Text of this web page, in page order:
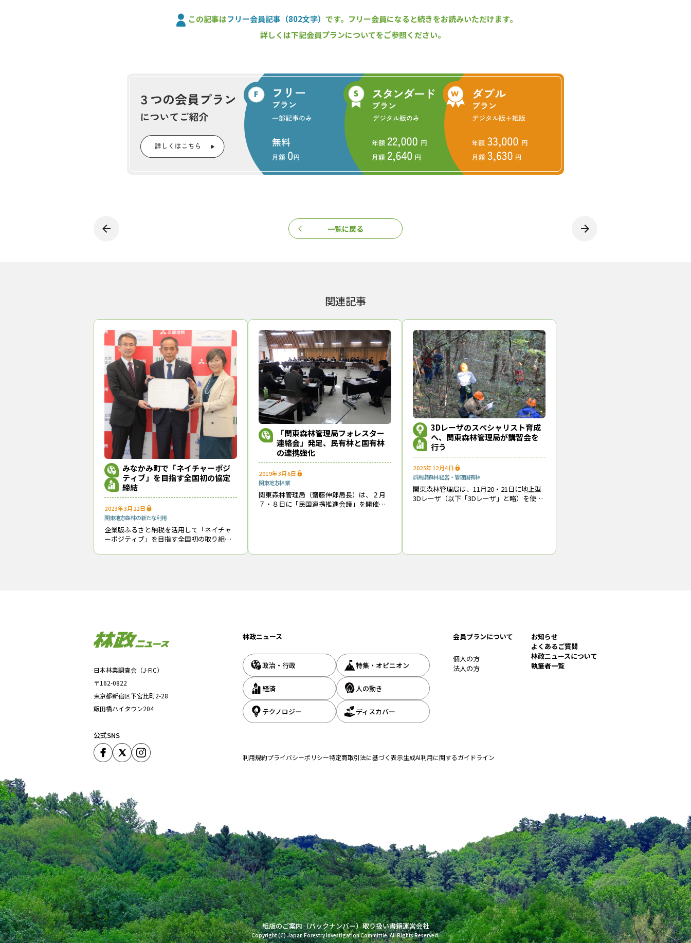
20年間の取り組み成果などを総括した
報告会では、関東森林管理局が人工林の伐採とその後の植生回復やイヌワシの繁殖状況などについて説明した後、みなかみ町が「みな
かみユネスコエコパーク」に登録された経緯や木育・環境教育の実施状況を報告。日本自然保護協会は、企業版ふるさと納税を活用し
「立場の異なる３者が“協働”するためには様々な苦労もあったが、お互いの理解
を深めながら続けることができた。『赤谷プロジェクト』の成果を１つのモデルとして、他の地域や国有林にも広げていきたい」
（2024年２月３日取材）
（トップ画像＝「赤谷プロジェクト20周年記念報告会」を開催、画像提供：関東森林管理局）
みなかみユネスコエコパークみなかみ町 イヌワシ出島誠一日本自然保護協会狩場赤谷プロジェクト 関東森林管理局
『林政ニュース』編集部
おかげさまで、1994年の創刊から32年目に入りました！ これからも皆様の手となり足となり、最新の
耳寄り情報をお届けしてまいります。
この記事をシェアする
この記事はフリー会員記事（802文字） です。 フリー会員になると続きをお読みいただけます。
詳しくは下記会員プランについてをご参照ください。
一覧に戻る
関連記事
みなかみ町で「ネイチャーポジ
ティブ」を目指す全国初の協定
締結
2023年3月22日
関東地方森林の新たな利用
企業版ふるさと納税を活用して「ネイチャ
ーポジティブ」を目指す全国初の取り組み
月27日に同町と三菱地所（株）（東京都千
「関東森林管理局フォレスター
連絡会」発足、民有林と国有林
の連携強化
2019年3月6日
関東地方林業
関東森林管理局（齋藤伸郎局長）は、２月
７・８日に「民国連携推進会議」を開催
3Dレーザのスペシャリスト育成
へ、関東森林管理局が講習会を
行う
2025年12月4日
群馬県森林経営・管理国有林
関東森林管理局は、11月20・21日に地上型
3Dレーザ（以下「3Dレーザ」と略）を使っ
日本林業調査会（J-FIC）
〒162-0822
東京都新宿区下宮比町2-28
飯田橋ハイタウン204
公式SNS
林政ニュース
政治・行政 特集・オピニオン
経済 人の動き
テクノロジー ディスカバー
会員プランについて
個人の方
法人の方
お知らせ
よくあるご質問
林政ニュースについて
執筆者一覧
利用規約プライバシーポリシー特定商取引法に基づく表示生成AI利用に関するガイドライン
紙版のご案内（バックナンバー）取り扱い書籍運営会社
Copyright (C) Japan Forestry Investigation Committie. All Rights Reserved.